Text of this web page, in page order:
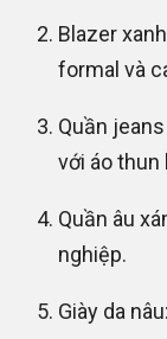
Blazer
formal và
Quần
với áo thun
Quần âu
nghiệp.
Giày da